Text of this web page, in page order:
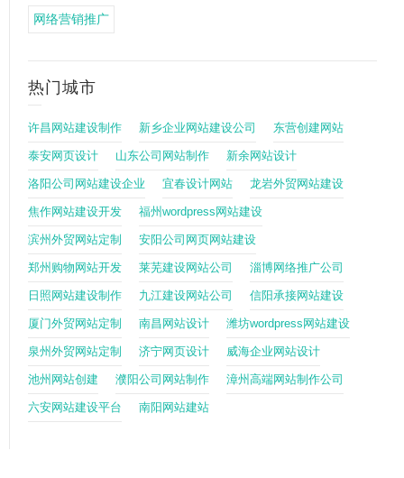
网络营销推广
热门城市
许昌网站建设制作 新乡企业网站建设公司 东营创建网站
泰安网页设计 山东公司网站制作 新余网站设计
洛阳公司网站建设企业 宜春设计网站 龙岩外贸网站建设
焦作网站建设开发 福州wordpress网站建设
滨州外贸网站定制 安阳公司网页网站建设
郑州购物网站开发 莱芜建设网站公司 淄博网络推广公司
日照网站建设制作 九江建设网站公司 信阳承接网站建设
厦门外贸网站定制 南昌网站设计 潍坊wordpress网站建设
泉州外贸网站定制 济宁网页设计 威海企业网站设计
池州网站创建 濮阳公司网站制作 漳州高端网站制作公司
六安网站建设平台 南阳网站建站